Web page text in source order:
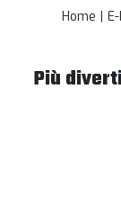
Home
Più